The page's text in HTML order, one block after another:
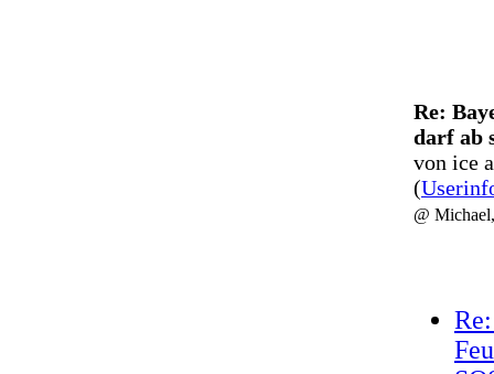
Re:
darf ab
von ice
(
@